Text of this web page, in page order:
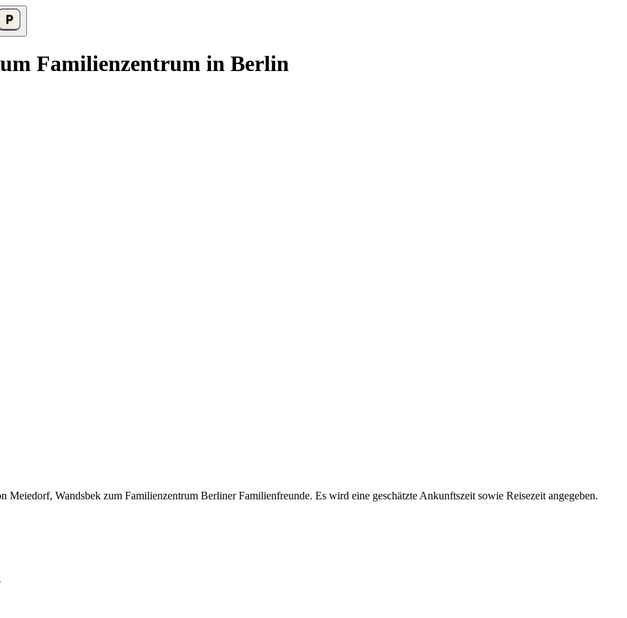
Familienzentrum in Berlin
Wandsbek zum Familienzentrum Berliner Familienfreunde. Es wird eine geschätzte Ankunftszeit sowie Reisezeit angegeben.